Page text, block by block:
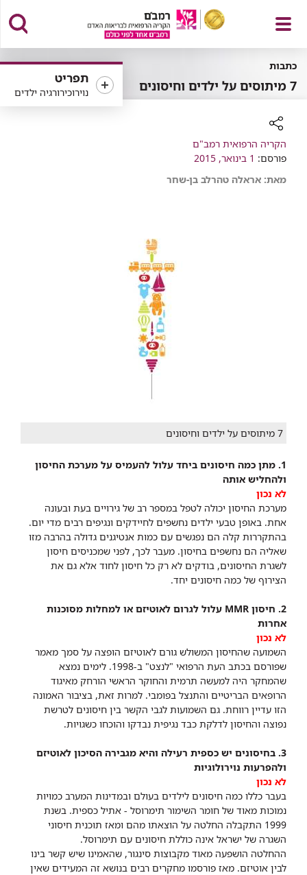
פתח
תפריט
תפריט
נוירוכירורגיה ילדים
כתבות
7 מיתוסים על ילדים וחיסונים
רכיב
שיתוף
הקריה הרפואית רמב"ם
פורסם: 1 בינואר, 2015
מאת: אראלה טהרלב בן-שחר
7 מיתוסים על ילדים וחיסונים
1. מתן כמה חיסונים ביחד עלול להעמיס על מערכת החיסון
ולהחליש אותה
לא נכון
מערכת החיסון יכולה לטפל במספר רב של גירויים בעת ובעונה
אחת. באופן טבעי ילדים נחשפים לחיידקים ונגיפים רבים מדי יום.
בהתקררות קלה הם נפגשים עם כמות אנטיגנים גדולה בהרבה מזו
שאליה הם נחשפים בחיסון. מעבר לכך, לפני שמכניסים חיסון
לשגרת החיסונים, בודקים לא רק כל חיסון לחוד אלא גם את
הצירוף של כמה חיסונים יחד.
2. חיסון MMR עלול לגרום לאוטיזם או למחלות מסוכנות
אחרות
לא נכון
השמועה שהחיסון המשולש גורם לאוטיזם הופצה על סמך מאמר
שפורסם בכתב העת הרפואי "לנצט" ב-1998. לימים נמצא
שהמחקר היה למעשה תרמית והחוקר הראשי הורחק מאיגוד
הרופאים הבריטיים והתנצל בפומבי. למרות זאת, בציבור האמונה
הזו עדיין רווחת. גם השמועות לגבי הקשר בין חיסונים לטרשת
נפוצה והחיסון לדלקת כבד נגיפית נבדקו והוכחו כשגויות.
3. בחיסונים יש כספית רעילה והיא מגבירה הסיכון לאוטיזם
ולהפרעות נוירולוגיות
לא נכון
בעבר כללו כמה חיסונים לילדים בעולם ובמדינות המערב כמויות
נמוכות מאוד של חומר השימור תימרוסל - אתיל כספית. בשנת
1999 התקבלה החלטה על הוצאתו מהם ומאז תוכנית חיסוני
השגרה של ישראל אינה כוללת חיסונים עם תימרוסל.
ההחלטה הושפעה מאוד מקבוצות סינגור, שהאמינו שיש קשר בינו
לבין אוטיזם. מאז פורסמו מחקרים רבים בנושא זה המעידים שאין